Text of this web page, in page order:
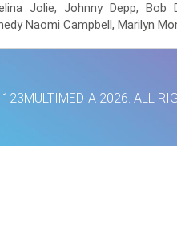
Jolie, Johnny Depp, Bob
Naomi Campbell, Marilyn
2026. ALL